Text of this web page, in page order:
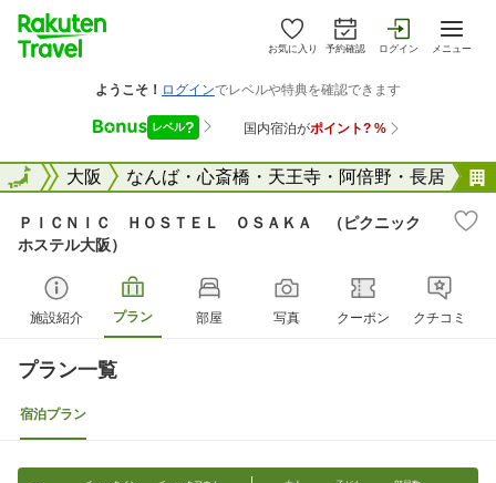
お気に入り 予約確認 ログイン メニュー
阪府 大阪 なんば・心斎橋・天王寺・阿倍野・長居
全国
ＰＩＣＮＩＣ ＨＯＳＴＥＬ ＯＳＡＫＡ （ピクニック
ホステル大阪）
施設紹介 プラン 部屋 写真 クーポン クチコミ
プラン一覧
宿泊プラン